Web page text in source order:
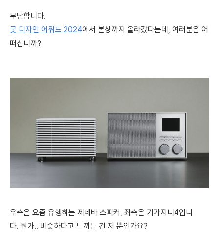
무난합니다.
굿 디자인 어워드 2024에서 본상까지 올라갔다는데, 여러분은 어
떠십니까?
우측은 요즘 유행하는 제네바 스피커, 좌측은 기가지니4입니
다. 뭔가.. 비슷하다고 느끼는 건 저 뿐인가요?